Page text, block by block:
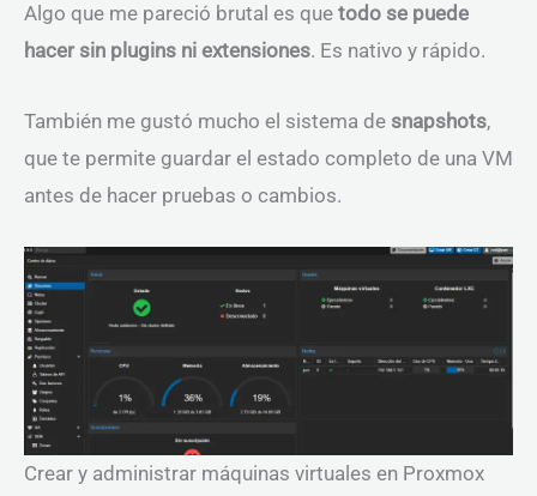
Algo que me pareció brutal es que todo se puede
hacer sin plugins ni extensiones. Es nativo y rápido.
También me gustó mucho el sistema de snapshots,
que te permite guardar el estado completo de una VM
antes de hacer pruebas o cambios.
Crear y administrar máquinas virtuales en Proxmox